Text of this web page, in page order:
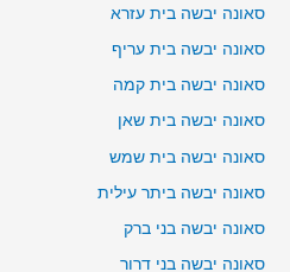
סאונה יבשה בית עזרא
סאונה יבשה בית עריף
סאונה יבשה בית קמה
סאונה יבשה בית שאן
סאונה יבשה בית שמש
סאונה יבשה ביתר עילית
סאונה יבשה בני ברק
סאונה יבשה בני דרור